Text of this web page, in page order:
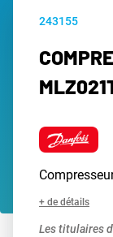
243155
+ de détails
Les titulaires